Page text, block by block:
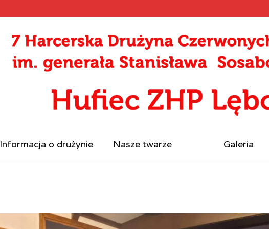
Informacja o drużynie Nasze twarze Galeria